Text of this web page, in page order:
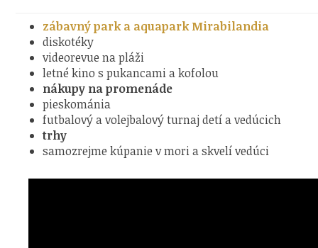
zábavný park a aquapark Mirabilandia
diskotéky
videorevue na pláži
letné kino s pukancami a kofolou
nákupy na promenáde
pieskománia
futbalový a volejbalový turnaj detí a vedúcich
trhy
samozrejme kúpanie v mori a skvelí vedúci